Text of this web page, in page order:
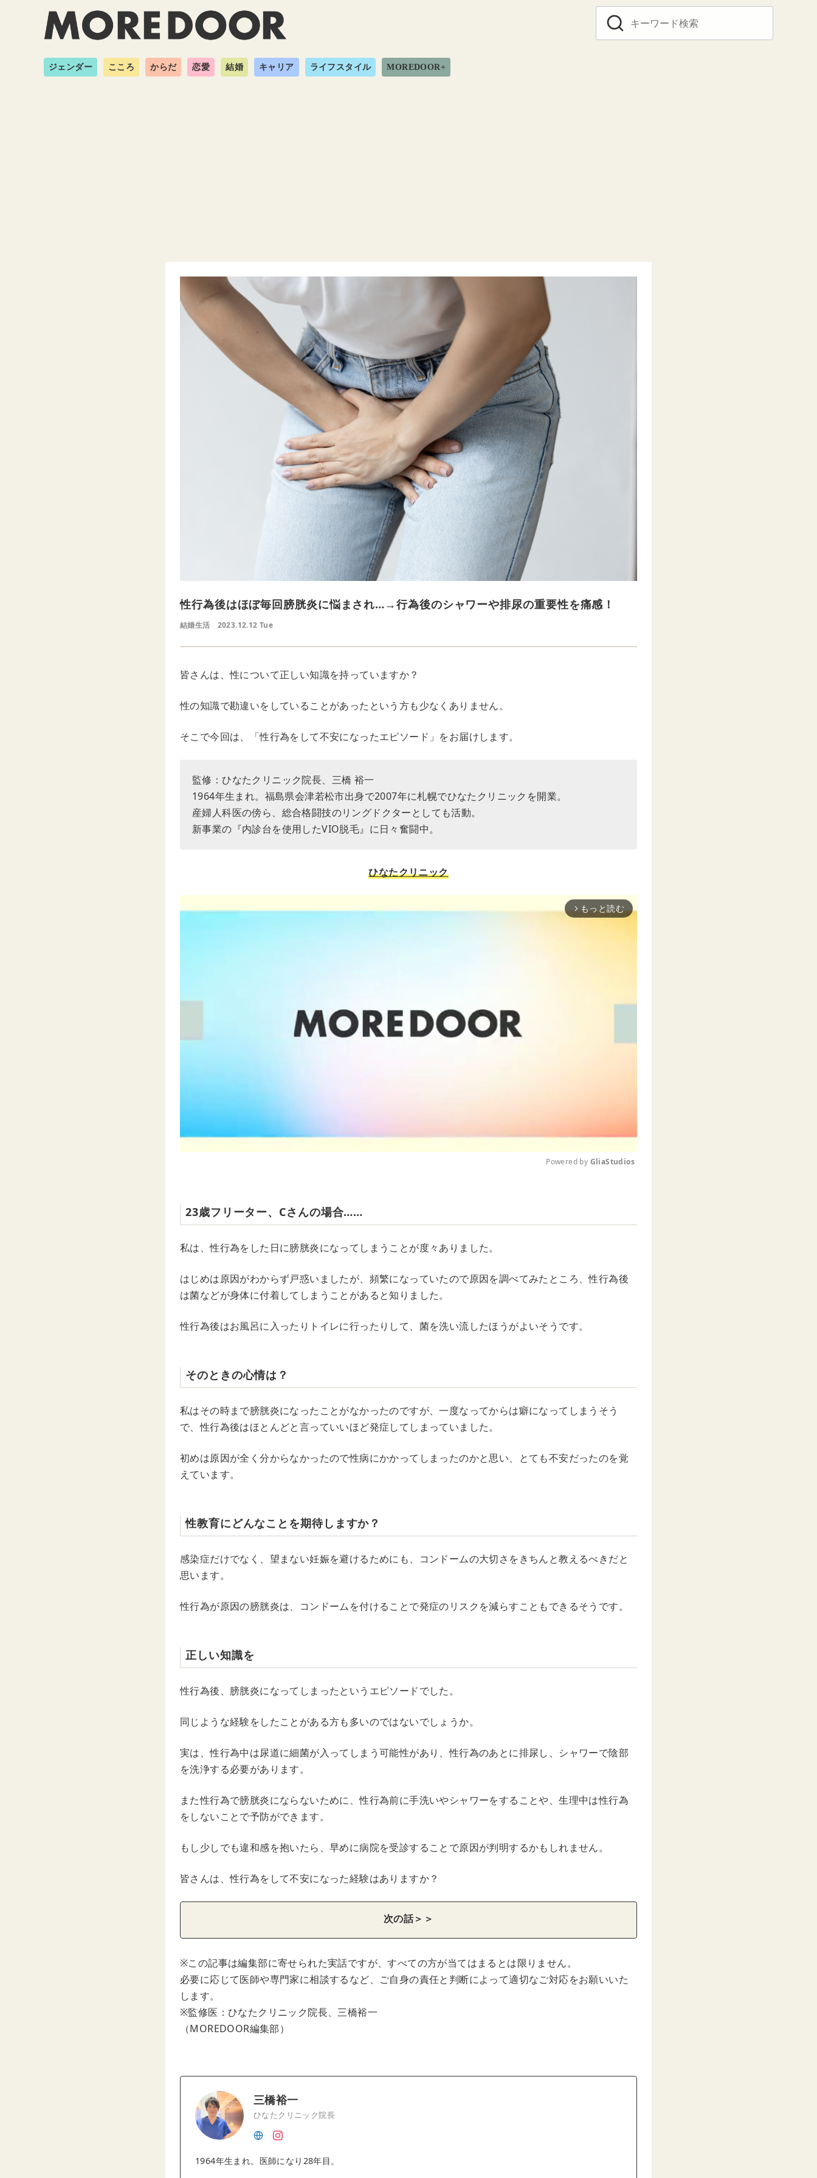
ジェンダー こころ からだ 恋愛 結婚 キャリア ライフスタイル MOREDOOR+
性行為後はほぼ毎回膀胱炎に悩まされ…→行為後のシャワーや排尿の重要性を痛感！
結婚生活 2023.12.12 Tue
皆さんは、性について正しい知識を持っていますか？
性の知識で勘違いをしていることがあったという方も少なくありません。
そこで今回は、「性行為をして不安になったエピソード」をお届けします。
監修：ひなたクリニック院長、三橋 裕一
1964年生まれ。福島県会津若松市出身で2007年に札幌でひなたクリニックを開業。
産婦人科医の傍ら、総合格闘技のリングドクターとしても活動。
新事業の『内診台を使用したVIO脱毛』に日々奮闘中。
ひなたクリニック
arrow_forward_ios もっと読む
t
Powered by GliaStudios
23歳フリーター、Cさんの場合……
私は、性行為をした日に膀胱炎になってしまうことが度々ありました。
はじめは原因がわからず戸惑いましたが、頻繁になっていたので原因を調べてみたところ、性行為後
は菌などが身体に付着してしまうことがあると知りました。
性行為後はお風呂に入ったりトイレに行ったりして、菌を洗い流したほうがよいそうです。
そのときの心情は？
私はその時まで膀胱炎になったことがなかったのですが、一度なってからは癖になってしまうそう
で、性行為後はほとんどと言っていいほど発症してしまっていました。
初めは原因が全く分からなかったので性病にかかってしまったのかと思い、とても不安だったのを覚
えています。
性教育にどんなことを期待しますか？
感染症だけでなく、望まない妊娠を避けるためにも、コンドームの大切さをきちんと教えるべきだと
思います。
性行為が原因の膀胱炎は、コンドームを付けることで発症のリスクを減らすこともできるそうです。
正しい知識を
性行為後、膀胱炎になってしまったというエピソードでした。
同じような経験をしたことがある方も多いのではないでしょうか。
実は、性行為中は尿道に細菌が入ってしまう可能性があり、性行為のあとに排尿し、シャワーで陰部
を洗浄する必要があります。
また性行為で膀胱炎にならないために、性行為前に手洗いやシャワーをすることや、生理中は性行為
をしないことで予防ができます。
もし少しでも違和感を抱いたら、早めに病院を受診することで原因が判明するかもしれません。
皆さんは、性行為をして不安になった経験はありますか？
次の話＞＞
※この記事は編集部に寄せられた実話ですが、すべての方が当てはまるとは限りません。
必要に応じて医師や専門家に相談するなど、ご自身の責任と判断によって適切なご対応をお願いいた
します。
※監修医：ひなたクリニック院長、三橋裕一
（MOREDOOR編集部）
三橋裕一
ひなたクリニック院長
1964年生まれ。医師になり28年目。